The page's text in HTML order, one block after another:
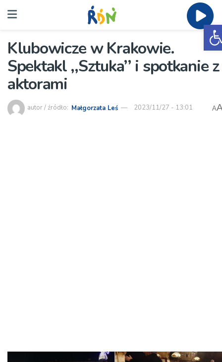
Klubowicze w Krakowie.
Spektakl ,,Sztuka’’ i spotkanie z
aktorami
autor / źródło: Małgorzata Leś 2023/11/27 - 13:01 A